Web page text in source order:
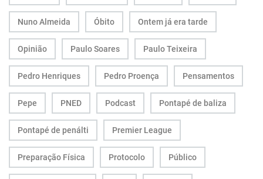
Nuno Almeida Óbito Ontem já era tarde
Opinião Paulo Soares Paulo Teixeira
Pedro Henriques Pedro Proença Pensamentos
Pepe PNED Podcast Pontapé de baliza
Pontapé de penálti Premier League
Preparação Física Protocolo Público